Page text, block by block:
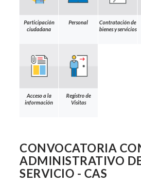
Participación
ciudadana
Personal
Contratación de
bienes y servicios
Acceso a la
información
Registro de
Visitas
CONVOCATORIA
ADMINISTRATIVO
SERVICIO - CAS